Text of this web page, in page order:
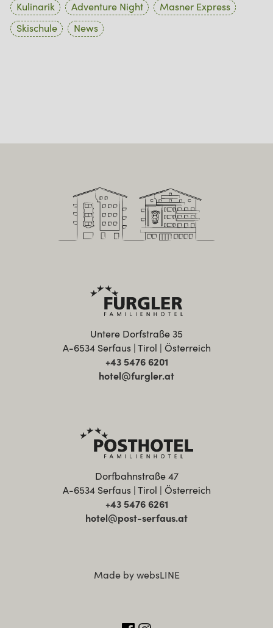
Kulinarik
Adventure Night
Masner Express
Skischule
News
Untere Dorfstraße 35
A-6534 Serfaus | Tirol | Österreich
+43 5476 6201
hotel@furgler.at
Made by websLINE
Dorfbahnstraße 47
A-6534 Serfaus | Tirol | Österreich
+43 5476 6261
hotel@post-serfaus.at